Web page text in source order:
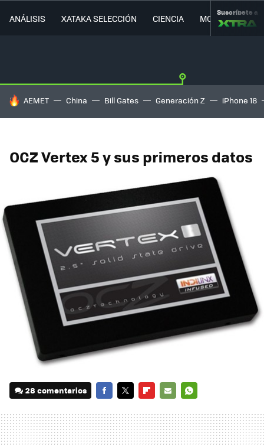
ANÁLISIS XATAKA SELECCIÓN CIENCIA MOVILIDAD
Suscríbete a
HOY SE HABLA DE
AEMET China Bill Gates Generación Z iPhone 18
OCZ Vertex 5 y sus primeros datos
28 comentarios
MAIL